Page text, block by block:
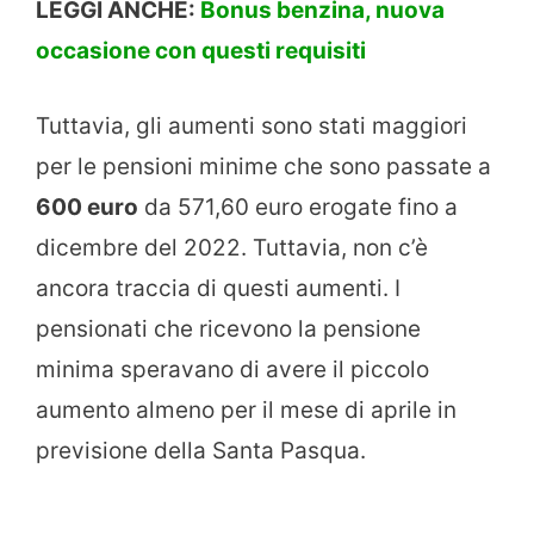
LEGGI ANCHE: Bonus benzina, nuova
occasione con questi requisiti
Tuttavia, gli aumenti sono stati maggiori
per le pensioni minime che sono passate a
600 euro da 571,60 euro erogate fino a
dicembre del 2022. Tuttavia, non c’è
ancora traccia di questi aumenti. I
pensionati che ricevono la pensione
minima speravano di avere il piccolo
aumento almeno per il mese di aprile in
previsione della Santa Pasqua.